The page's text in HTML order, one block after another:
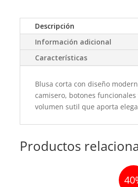
Descripción
Información adicional
Características
Blusa corta con diseño
camisero, botones funcionales
volumen sutil que aporta
Productos